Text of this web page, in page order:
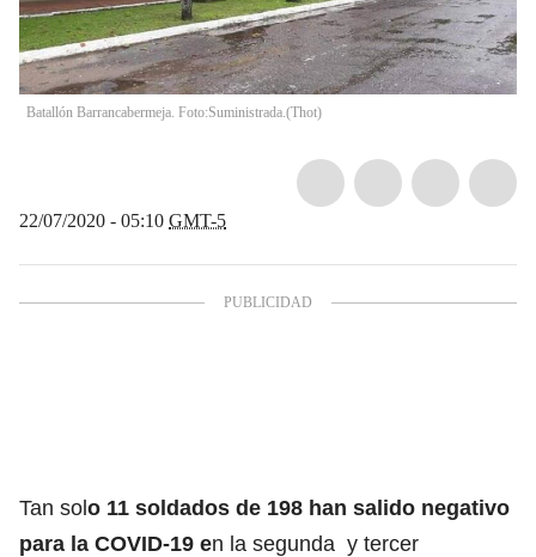
Batallón Barrancabermeja. Foto:Suministrada.(Thot)
22/07/2020 - 05:10 GMT-5
Tan solo 11 soldados de 198 han salido negativo
para la COVID-19 en la segunda y tercer